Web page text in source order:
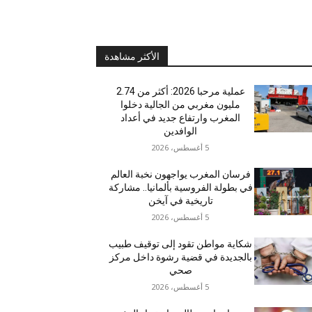
الأكثر مشاهدة
عملية مرحبا 2026: أكثر من 2.74
مليون مغربي من الجالية دخلوا
المغرب وارتفاع جديد في أعداد
الوافدين
5 أغسطس، 2026
فرسان المغرب يواجهون نخبة العالم
في بطولة الفروسية بألمانيا.. مشاركة
تاريخية في آيخن
5 أغسطس، 2026
شكاية مواطن تقود إلى توقيف طبيب
بالجديدة في قضية رشوة داخل مركز
صحي
5 أغسطس، 2026